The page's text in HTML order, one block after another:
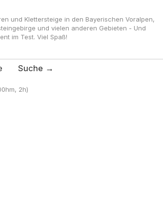
und Klettersteige in den Bayerischen Voralpen,
und vielen anderen Gebieten - Und
im Test. Viel Spaß!
Suche →
2h)